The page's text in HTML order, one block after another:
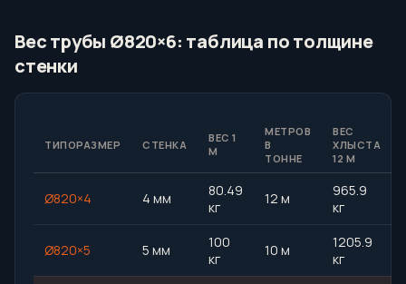
Вес трубы Ø820×6: таблица по толщине
стенки
ТИПОРАЗМЕР СТЕНКА
ВЕС 1
М
МЕТРОВ
В
ТОННЕ
ВЕС
ХЛЫСТА
12 М
Ø820×4 4 мм
80.49
кг
12 м
965.9
кг
Ø820×5 5 мм
100
кг
10 м
1205.9
кг